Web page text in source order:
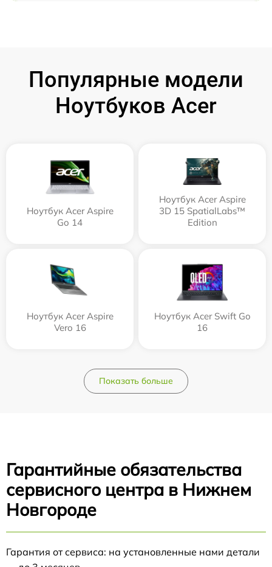
Популярные модели
Ноутбуков Acer
Ноутбук Acer Aspire
Go 14
Ноутбук Acer Aspire
3D 15 SpatialLabs™
Edition
Ноутбук Acer Aspire
Vero 16
Ноутбук Acer Swift Go
16
Показать больше
Гарантийные обязательства
сервисного центра в Нижнем
Новгороде
Гарантия от сервиса: на установленные нами детали